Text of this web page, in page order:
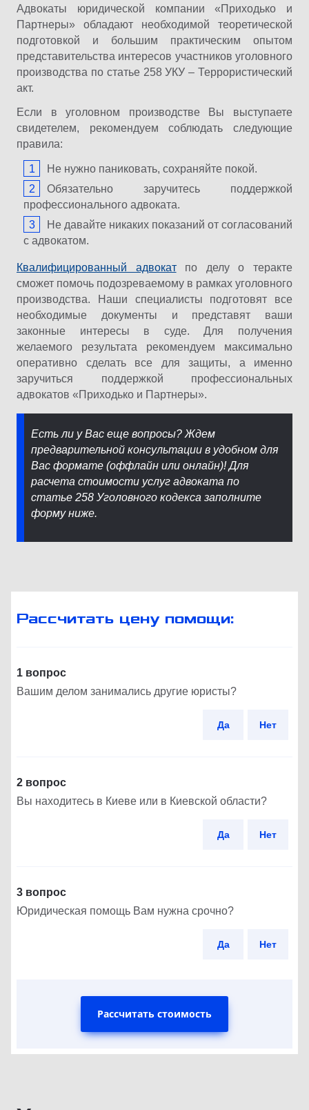
Адвокаты юридической компании «Приходько и
Партнеры» обладают необходимой теоретической
подготовкой и большим практическим опытом
представительства интересов участников уголовного
производства по статье 258 УКУ – Террористический
акт.
Если в уголовном производстве Вы выступаете
свидетелем, рекомендуем соблюдать следующие
правила:
Не нужно паниковать, сохраняйте покой.
Обязательно заручитесь поддержкой
профессионального адвоката.
Не давайте никаких показаний от согласований
с адвокатом.
Квалифицированный адвокатпо делу о теракте
сможет помочь подозреваемому в рамках уголовного
производства. Наши специалисты подготовят все
необходимые документы и представят ваши
законные интересы в суде. Для получения
желаемого результата рекомендуем максимально
оперативно сделать все для защиты, а именно
заручиться поддержкой профессиональных
адвокатов «Приходько и Партнеры».
Есть ли у Вас еще вопросы? Ждем
предварительной консультации в удобном для
Вас формате (оффлайн или онлайн)! Для
расчета стоимости услуг адвоката по
статье 258 Уголовного кодекса заполните
форму ниже.
Рассчитать цену помощи:
1 вопрос
Вашим делом занимались другие юристы?
Да Нет
2 вопрос
Вы находитесь в Киеве или в Киевской области?
Да Нет
3 вопрос
Юридическая помощь Вам нужна срочно?
Да Нет
Рассчитать стоимость